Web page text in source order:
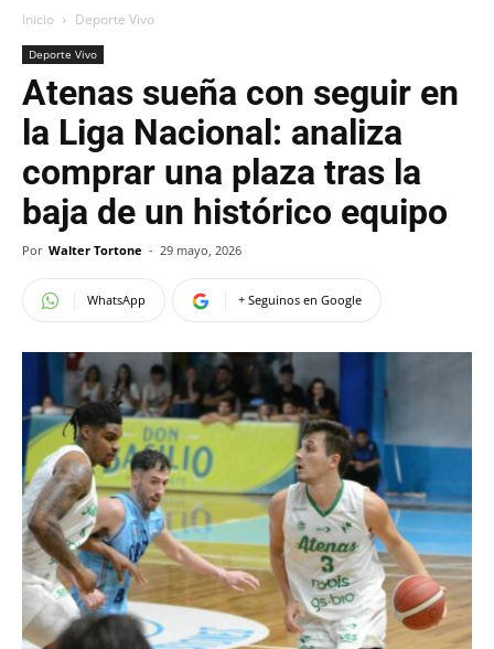
Inicio Deporte Vivo
Deporte Vivo
Atenas sueña con seguir en
la Liga Nacional: analiza
comprar una plaza tras la
baja de un histórico equipo
Por Walter Tortone - 29 mayo, 2026
WhatsApp + Seguinos en Google